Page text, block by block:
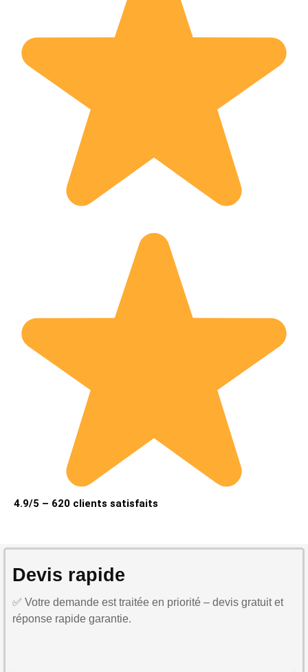
4.9/5 – 620 clients satisfaits
Devis rapide
✅ Votre demande est traitée en priorité – devis gratuit et
réponse rapide garantie.